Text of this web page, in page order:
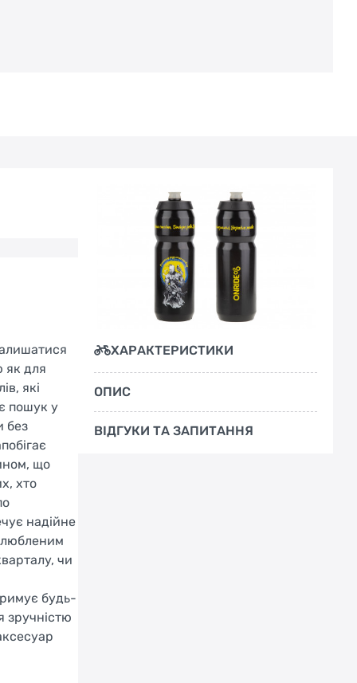
як для
які
пошук у
без
що
хто
надійне
чи
будь-
зручністю
ХАРАКТЕРИСТИКИ
ОПИС
ВІДГУКИ ТА ЗАПИТАННЯ